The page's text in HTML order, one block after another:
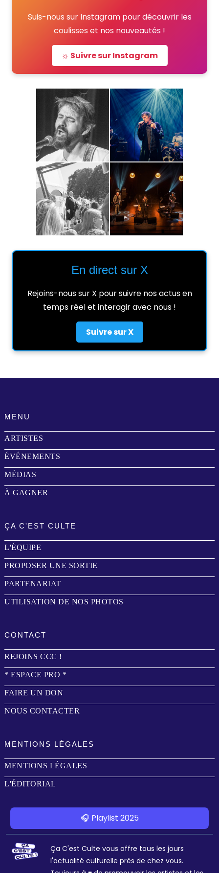
Suis-nous sur Instagram pour découvrir les
coulisses et nos nouveautés !
☼ Suivre sur Instagram
En direct sur X
Rejoins-nous sur X pour suivre nos actus en
temps réel et interagir avec nous !
Suivre sur X
MENU
ARTISTES
ÉVÉNEMENTS
MÉDIAS
À GAGNER
ÇA C'EST CULTE
L'ÉQUIPE
PROPOSER UNE SORTIE
PARTENARIAT
UTILISATION DE NOS PHOTOS
CONTACT
REJOINS CCC !
* ESPACE PRO *
FAIRE UN DON
NOUS CONTACTER
MENTIONS LÉGALES
MENTIONS LÉGALES
L'ÉDITORIAL
🎧 Playlist 2025
Ça C'est Culte vous offre tous les jours
l'actualité culturelle près de chez vous.